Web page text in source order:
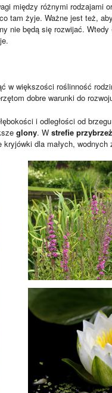
między różnymi rodzajami
tam żyje. Ważne jest też,
nie będą się rozwijać. Wtedy
w większości roślinność
dobre warunki do
i odległości od
glony. W strefie
dla małych,